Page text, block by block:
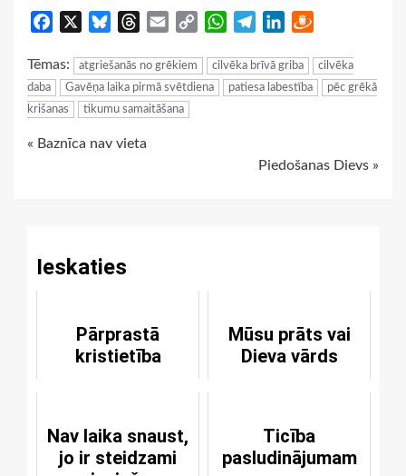
Facebook BlueskyThreads
Email
Copy
WhatsApp
TelegramLinkedIn
Tēmas: atgriešanās no grēkiem cilvēka brīvā griba
cilvēka
daba
Gavēņa laika pirmā svētdiena patiesa labestība
pēc grēkā
krišanas
tikumu samaitāšana
Continue
« Baznīca nav vieta
Piedošanas Dievs »
Ieskaties
Pārprastā
kristietība
Mūsu prāts vai
Dieva vārds
Nav laika snaust,
jo ir steidzami
Ticība
pasludinājumam